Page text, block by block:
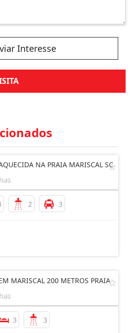
Interesse
NA PRAIA MARISCAL SC
2 3
MARISCAL 200 METROS PRAIA
3 3